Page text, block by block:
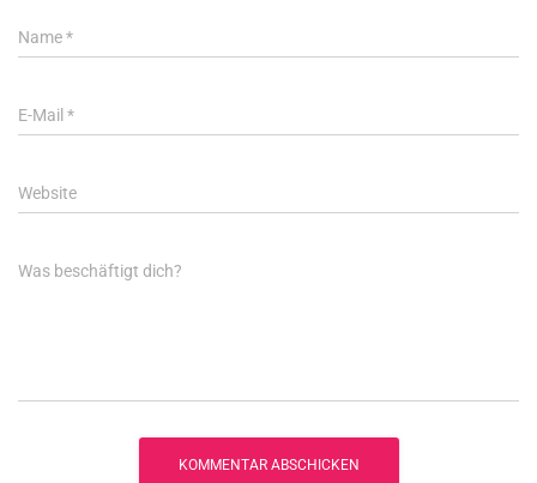
Name*
E-Mail *
Website
Was beschäftigt dich?